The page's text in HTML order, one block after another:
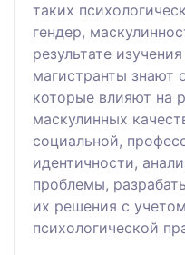
таких
гендер,
результате
магистранты знают
которые влияют на
маскулинных
социальной,
идентичности,
проблемы,
их решения с
психологической